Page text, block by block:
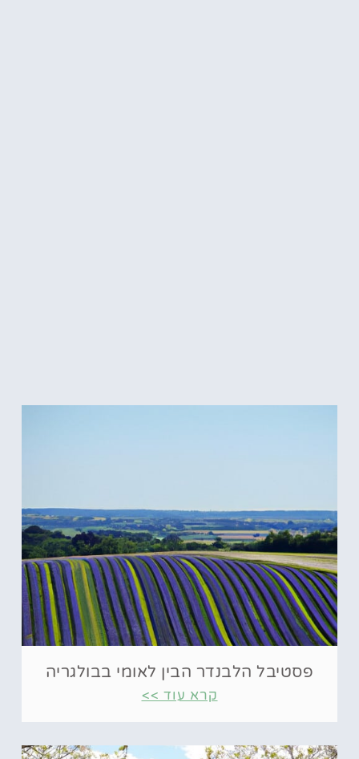
פסטיבל הלבנדר הבין לאומי בבולגריה
קרא עוד >>